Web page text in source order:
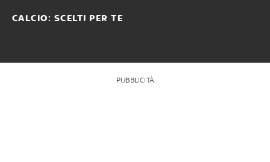
CALCIO: SCELTI PER TE
PUBBLICITÀ